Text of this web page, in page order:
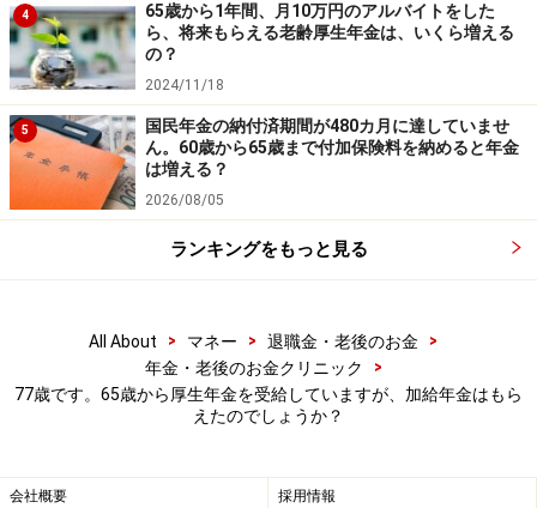
4
65歳から1年間、月10万円のアルバイトをした
ら、将来もらえる老齢厚生年金は、いくら増える
の？
2024/11/18
5
国民年金の納付済期間が480カ月に達していませ
ん。60歳から65歳まで付加保険料を納めると年金
は増える？
2026/08/05
ランキングをもっと見る
All About > マネー > 退職金・老後のお金
>
年金・老後のお金クリニック
>
77歳です。65歳から厚生年金を受給していますが、加給年金はもら
えたのでしょうか？
会社概要 採用情報